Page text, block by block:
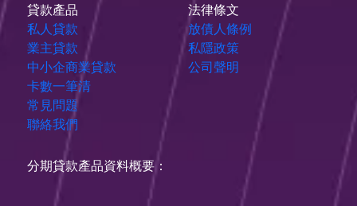
貸款產品
私人貸款
業主貸款
中小企商業貸款
卡數一筆清
常見問題
聯絡我們
法律條文
放債人條例
私隱政策
公司聲明
分期貸款產品資料概要：